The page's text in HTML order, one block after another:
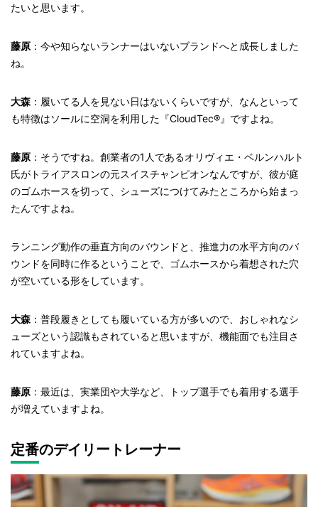
たいと思います。
藤原 ：今や知らないランナーはいないブランドへと成長しました
ね。
大森 ：履いてる人を見ない日はないくらいですが、なんといって
も特徴はソールに空洞を利用した『CloudTec®』ですよね。
藤原 ：そうですね。創業者の1人であるオリヴィエ・ベルンハルト
氏がトライアスロンの元スイスチャンピオンなんですが、彼が庭
のゴムホースを切って、シューズにつけてみたところから始まっ
たんですよね。
ランニング動作の垂直方向のバウンドと、推進力の水平方向のバ
ウンドを同時に作るということで、ゴムホースから着想された穴
が空いている形をしています。
大森 ：普段履きとしても履いている方が多いので、おしゃれなシ
ューズという認識もされていると思いますが、機能面でも注目さ
れていますよね。
藤原 ：最近は、実業団や大学など、トップ選手でも着用する選手
が増えていますよね。
定番のデイリートレーナー